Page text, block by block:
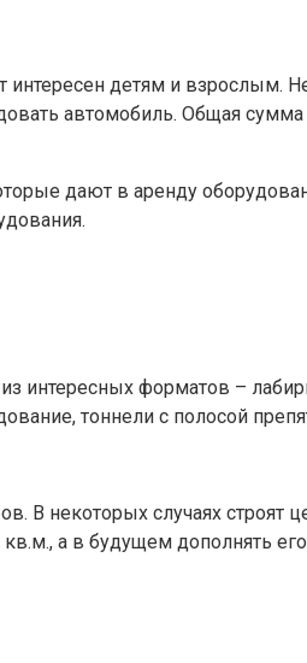
интересен детям и взрослым.
автомобиль. Общая
дают в аренду
интересных форматов –
тоннели с полосой
В некоторых случаях
а в будущем дополнять